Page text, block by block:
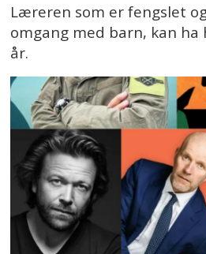
Læreren som er fengslet
omgang med barn, kan ha
år.